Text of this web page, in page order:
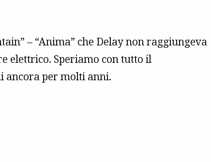
– “Anima” che Delay non raggiungeva
elettrico. Speriamo con tutto il
ancora per molti anni.